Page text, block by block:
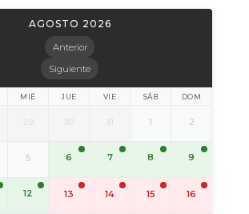
Anterior
AGOSTO 2026
Siguiente
MIÉ JUE VIE SÁB DOM
29 30 31 1 2
5 6 7 8 9
12 13 14 15 16